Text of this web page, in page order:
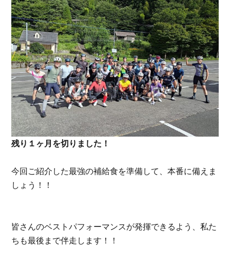
残り１ヶ月を切りました！
今回ご紹介した最強の補給食を準備して、本番に備えま
しょう！！
皆さんのベストパフォーマンスが発揮できるよう、私た
ちも最後まで伴走します！！